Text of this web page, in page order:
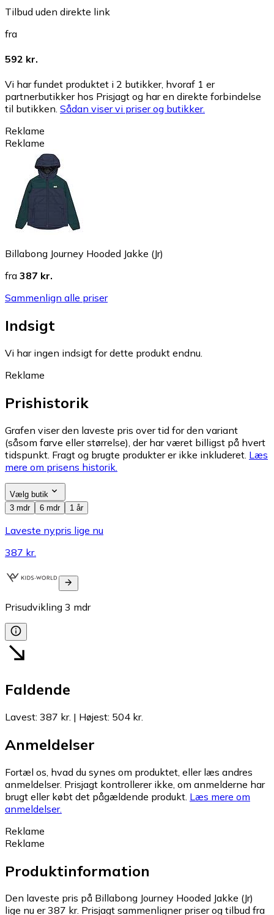
Tilbud uden direkte link
fra
592 kr.
Vi har fundet produktet i 2 butikker, hvoraf 1 er
partnerbutikker hos Prisjagt og har en direkte forbindelse
til butikken. Sådan viser vi priser og butikker.
Reklame
Reklame
Billabong Journey Hooded Jakke (Jr)
fra 387 kr.
Sammenlign alle priser
Indsigt
Vi har ingen indsigt for dette produkt endnu.
Reklame
Prishistorik
Grafen viser den laveste pris over tid for den variant
(såsom farve eller størrelse), der har været billigst på hvert
tidspunkt. Fragt og brugte produkter er ikke inkluderet. Læs
mere om prisens historik.
Vælg butik
3 mdr
6 mdr 1 år
Laveste nypris lige nu
387 kr.
Prisudvikling 3 mdr
Faldende
Lavest: 387 kr. | Højest: 504 kr.
Anmeldelser
Fortæl os, hvad du synes om produktet, eller læs andres
anmeldelser. Prisjagt kontrollerer ikke, om anmelderne har
brugt eller købt det pågældende produkt. Læs mere om
anmeldelser.
Reklame
Reklame
Produktinformation
Den laveste pris på Billabong Journey Hooded Jakke (Jr)
lige nu er 387 kr. Prisjagt sammenligner priser og tilbud fra